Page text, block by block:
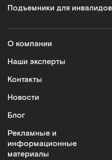
Подъемники для инвалидов
О компании
Наши эксперты
Контакты
Новости
Блог
Рекламные и
информационные
материалы